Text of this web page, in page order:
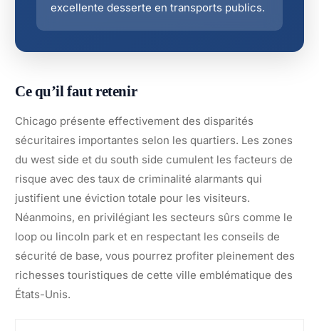
excellente desserte en transports publics.
Ce qu’il faut retenir
Chicago présente effectivement des disparités
sécuritaires importantes selon les quartiers. Les zones
du west side et du south side cumulent les facteurs de
risque avec des taux de criminalité alarmants qui
justifient une éviction totale pour les visiteurs.
Néanmoins, en privilégiant les secteurs sûrs comme le
loop ou lincoln park et en respectant les conseils de
sécurité de base, vous pourrez profiter pleinement des
richesses touristiques de cette ville emblématique des
États-Unis.